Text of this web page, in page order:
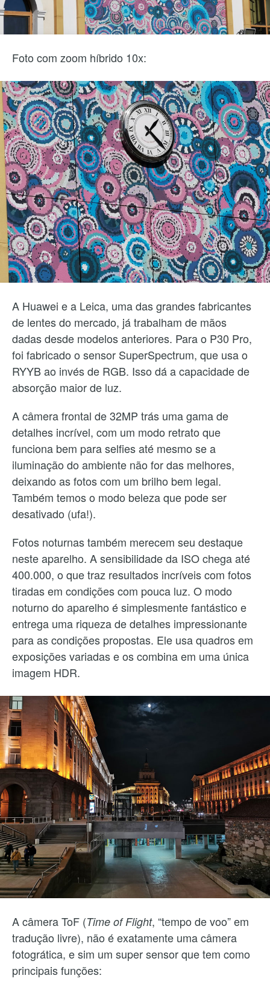
Foto com zoom híbrido 10x:
A Huawei e a Leica, uma das grandes fabricantes
de lentes do mercado, já trabalham de mãos
dadas desde modelos anteriores. Para o P30 Pro,
foi fabricado o sensor SuperSpectrum, que usa o
RYYB ao invés de RGB. Isso dá a capacidade de
absorção maior de luz.
A câmera frontal de 32MP trás uma gama de
detalhes incrível, com um modo retrato que
funciona bem para selfies até mesmo se a
iluminação do ambiente não for das melhores,
deixando as fotos com um brilho bem legal.
Também temos o modo beleza que pode ser
desativado (ufa!).
Fotos noturnas também merecem seu destaque
neste aparelho. A sensibilidade da ISO chega até
400.000, o que traz resultados incríveis com fotos
tiradas em condições com pouca luz. O modo
noturno do aparelho é simplesmente fantástico e
entrega uma riqueza de detalhes impressionante
para as condições propostas. Ele usa quadros em
exposições variadas e os combina em uma única
imagem HDR.
A câmera ToF (Time of Flight, “tempo de voo” em
tradução livre), não é exatamente uma câmera
fotogrática, e sim um super sensor que tem como
principais funções: